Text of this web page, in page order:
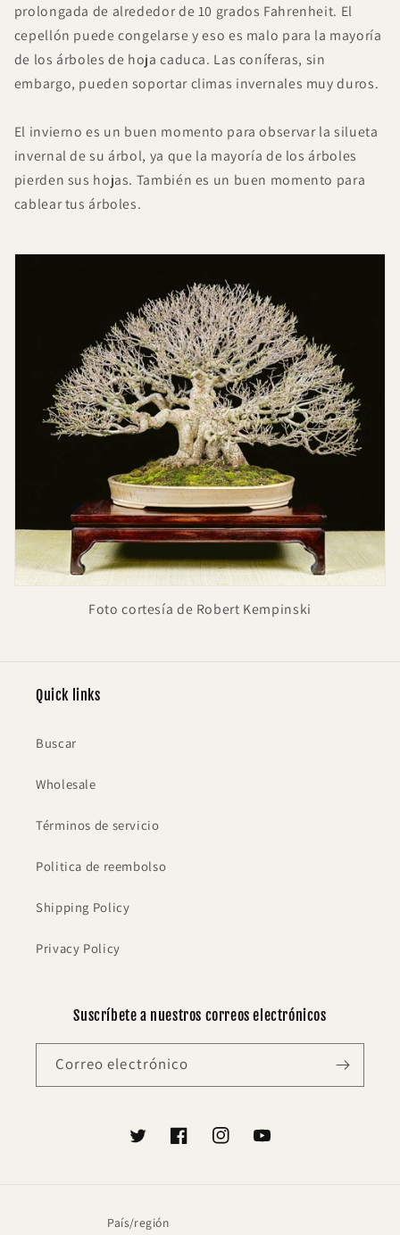
prolongada de alrededor de 10 grados Fahrenheit. El
cepellón puede congelarse y eso es malo para la mayoría
de los árboles de hoja caduca. Las coníferas, sin
embargo, pueden soportar climas invernales muy duros.
El invierno es un buen momento para observar la silueta
invernal de su árbol, ya que la mayoría de los árboles
pierden sus hojas. También es un buen momento para
cablear tus árboles.
Foto cortesía de Robert Kempinski
Quick links
Buscar
Wholesale
Términos de servicio
Politica de reembolso
Shipping Policy
Privacy Policy
Suscríbete a nuestros correos electrónicos
Correo electrónico
TwitterFacebookInstagramYouTube
País/región